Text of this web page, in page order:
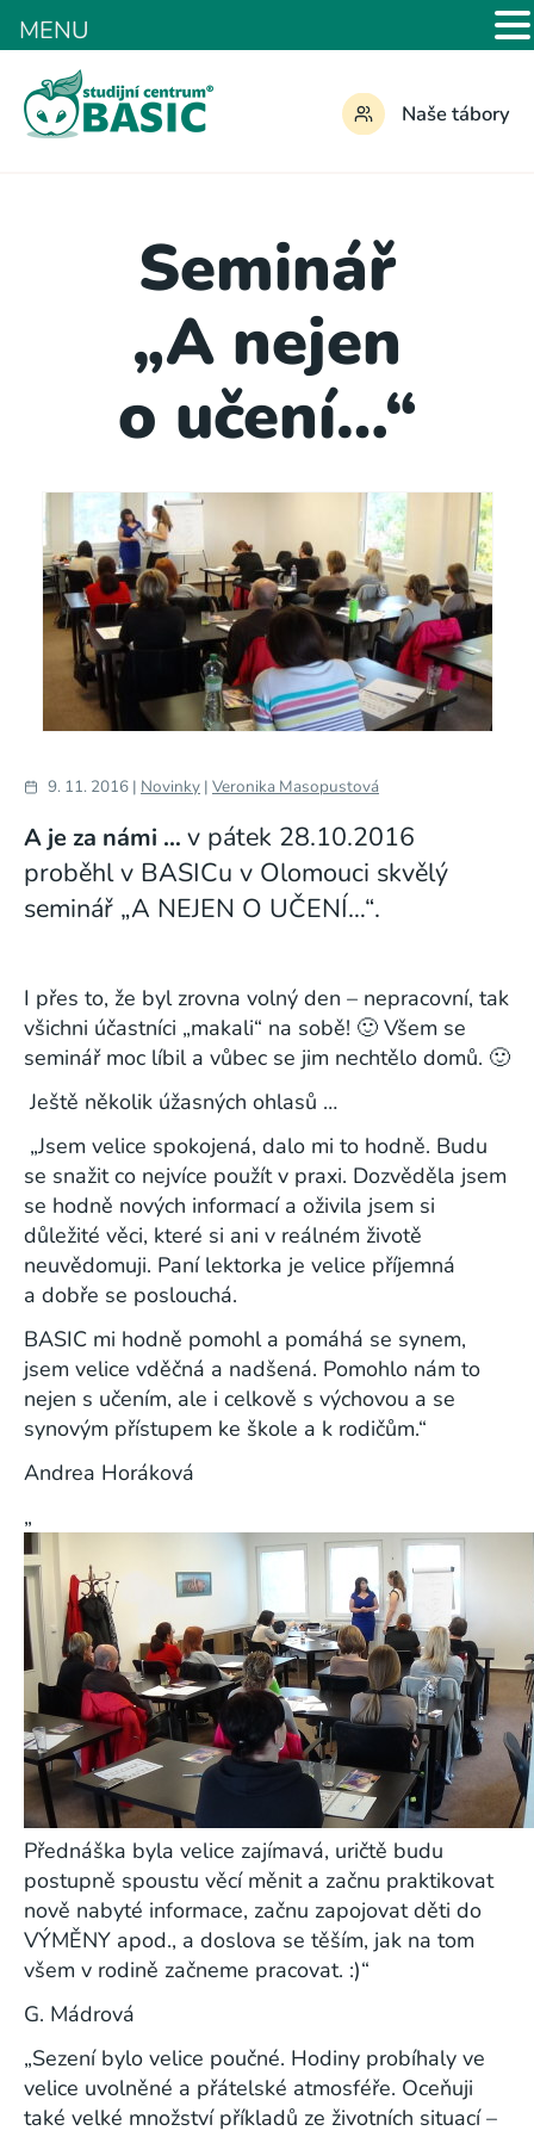
Naše tábory
Seminář
„A nejen
o učení…“
9. 11. 2016 | Novinky | Veronika Masopustová
A je za námi … v pátek 28.10.2016
proběhl v BASICu v Olomouci skvělý
seminář „A NEJEN O UČENÍ…“.
I přes to, že byl zrovna volný den – nepracovní, tak
všichni účastníci „makali“ na sobě! 🙂 Všem se
seminář moc líbil a vůbec se jim nechtělo domů. 🙂
Ještě několik úžasných ohlasů …
„Jsem velice spokojená, dalo mi to hodně. Budu
se snažit co nejvíce použít v praxi. Dozvěděla jsem
se hodně nových informací a oživila jsem si
důležité věci, které si ani v reálném životě
neuvědomuji. Paní lektorka je velice příjemná
a dobře se poslouchá.
BASIC mi hodně pomohl a pomáhá se synem,
jsem velice vděčná a nadšená. Pomohlo nám to
nejen s učením, ale i celkově s výchovou a se
synovým přístupem ke škole a k rodičům.“
Andrea Horáková
„
Přednáška byla velice zajímavá, uričtě budu
postupně spoustu věcí měnit a začnu praktikovat
nově nabyté informace, začnu zapojovat děti do
VÝMĚNY apod., a doslova se těším, jak na tom
všem v rodině začneme pracovat. :)“
G. Mádrová
„Sezení bylo velice poučné. Hodiny probíhaly ve
velice uvolněné a přátelské atmosféře. Oceňuji
také velké množství příkladů ze životních situací –
MENU